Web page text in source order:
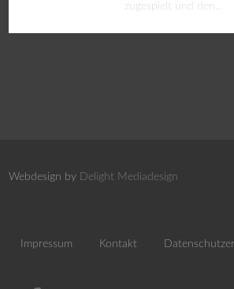
zugespielt und den...
Webdesign by Delight Mediadesign
Impressum Kontakt